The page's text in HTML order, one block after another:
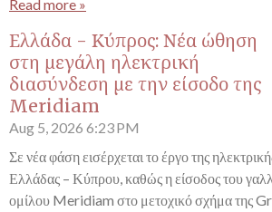
Read more »
Ελλάδα - Κύπρος: Νέα ώθηση
στη μεγάλη ηλεκτρική
διασύνδεση με την είσοδο της
Meridiam
Aug 5, 2026 6:23 PM
Σε νέα φάση εισέρχεται το έργο της
Ελλάδας – Κύπρου, καθώς η είσοδος του
ομίλου Meridiam στο μετοχικό σχήμα της